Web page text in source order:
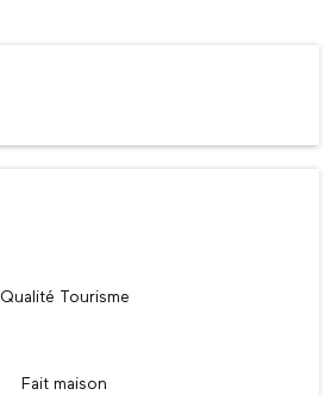
Qualité Tourisme
Fait maison